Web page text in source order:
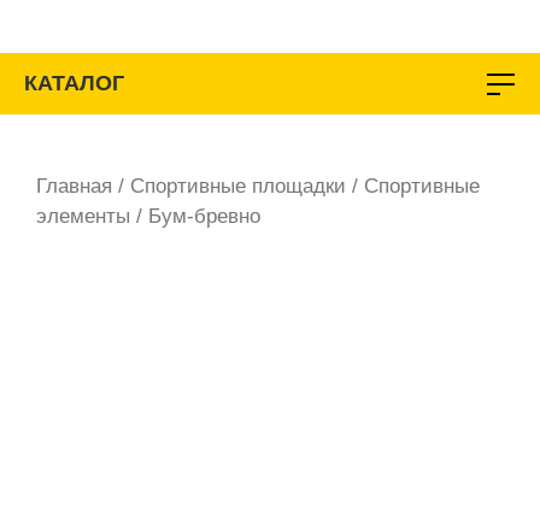
содержимому
КАТАЛОГ
Главная / Спортивные площадки / Спортивные
элементы / Бум-бревно